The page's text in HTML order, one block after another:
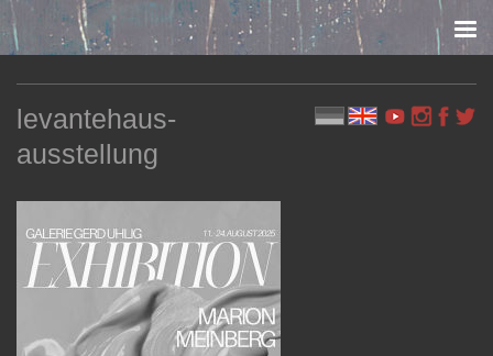
Skip to content
levantehaus-
ausstellung